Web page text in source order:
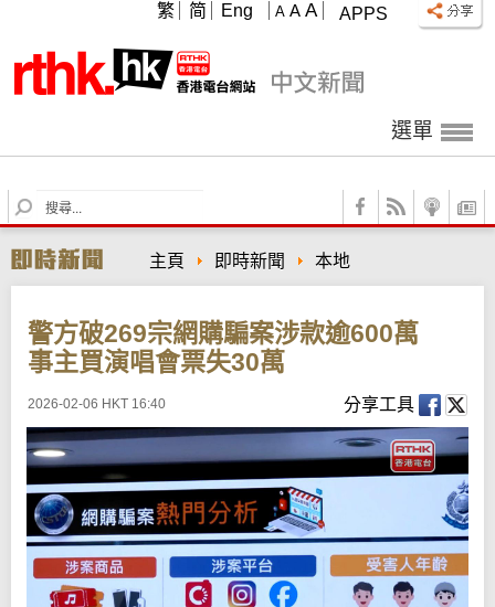
APPS
A A A
繁 简 Eng
選單
S
e
r
c
主頁 即時新聞 本地
警方破269宗網購騙案涉款逾600萬
事主買演唱會票失30萬
2026-02-06 HKT 16:40 分享工具